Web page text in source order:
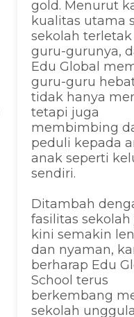
gold. Menurut
kualitas utama
sekolah terletak
guru-gurunya,
Edu Global
guru-guru
tidak hanya
tetapi juga
membimbing
peduli kepada
anak seperti
sendiri.
Ditambah
fasilitas sekolah
kini semakin
dan nyaman,
berharap Edu
School terus
berkembang
sekolah